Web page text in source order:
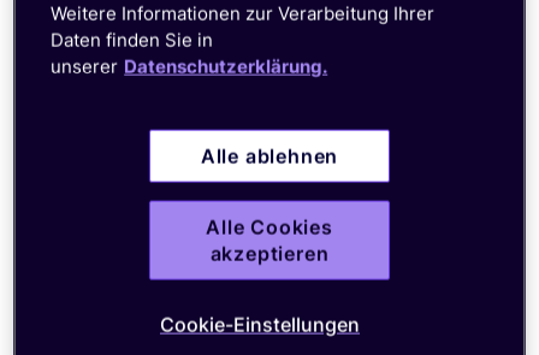
Fernüberwachung und -verwaltung
Weitere Informationen zur Verarbeitung Ihrer
Daten finden Sie in
unserer Datenschutzerklärung.
Alle ablehnen
Alle Cookies
akzeptieren
Cookie-Einstellungen